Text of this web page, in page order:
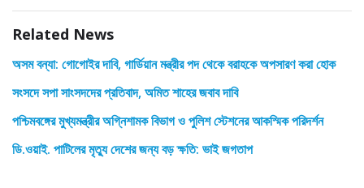
Related News
অসম বন্যা: গোগোইর দাবি, গার্ডিয়ান মন্ত্রীর পদ থেকে বরাহকে অপসারণ করা হোক
সংসদে সপা সাংসদদের প্রতিবাদ, অমিত শাহের জবাব দাবি
পশ্চিমবঙ্গের মুখ্যমন্ত্রীর অগ্নিশামক বিভাগ ও পুলিশ স্টেশনের আকস্মিক পরিদর্শন
ডি.ওয়াই. পাটিলের মৃত্যু দেশের জন্য বড় ক্ষতি: ভাই জগতাপ